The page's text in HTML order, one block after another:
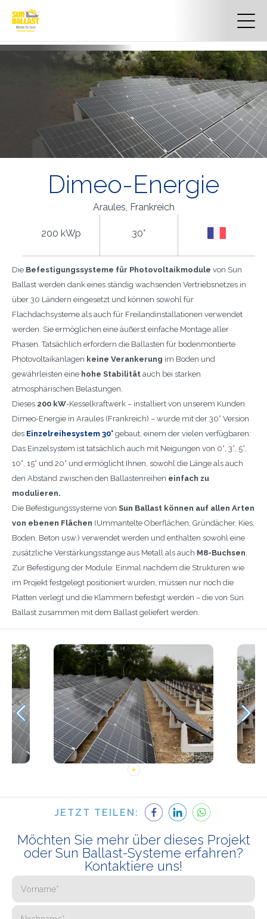
Dimeo-Energie
Araules, Frankreich
200 kWp 30°
Die Befestigungssysteme für Photovoltaikmodule von Sun
Ballast werden dank eines ständig wachsenden Vertriebsnetzes in
über 30 Ländern eingesetzt und können sowohl für
Flachdachsysteme als auch für Freilandinstallationen verwendet
werden. Sie ermöglichen eine äußerst einfache Montage aller
Phasen. Tatsächlich erfordern die Ballasten für bodenmontierte
Photovoltaikanlagen keine Verankerung im Boden und
gewährleisten eine hohe Stabilität auch bei starken
atmosphärischen Belastungen.
Dieses 200 kW-Kesselkraftwerk – installiert von unserem Kunden
Dimeo-Energie in Araules (Frankreich) – wurde mit der 30° Version
des Einzelreihesystem 30° gebaut, einem der vielen verfügbaren:
Das Einzelsystem ist tatsächlich auch mit Neigungen von 0°, 3°, 5°,
10°, 15° und 20° und ermöglicht Ihnen, sowohl die Länge als auch
den Abstand zwischen den Ballastenreihen einfach zu
modulieren.
Die Befestigungssysteme von Sun Ballast können auf allen Arten
von ebenen Flächen (Ummantelte Oberflächen, Gründächer, Kies,
Boden, Beton usw.) verwendet werden und enthalten sowohl eine
zusätzliche Verstärkungsstange aus Metall als auch M8-Buchsen.
Zur Befestigung der Module: Einmal nachdem die Strukturen wie
im Projekt festgelegt positioniert wurden, müssen nur noch die
Platten verlegt und die Klammern befestigt werden – die von Sun
Ballast zusammen mit dem Ballast geliefert werden.
JETZT TEILEN:
Möchten Sie mehr über dieses Projekt
oder Sun Ballast-Systeme erfahren?
Kontaktiere uns!